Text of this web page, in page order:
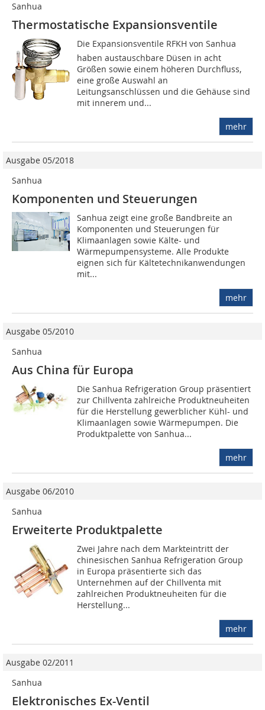
Sanhua
Thermostatische Expansionsventile
Die Expansionsventile RFKH von Sanhua
haben austauschbare Düsen in acht
Größen sowie einem höheren Durchfluss,
eine große Auswahl an
Leitungsanschlüssen und die Gehäuse sind
mit innerem und...
mehr
Ausgabe 05/2018
Sanhua
Komponenten und Steuerungen
Sanhua zeigt eine große Bandbreite an
Komponenten und Steuerungen für
Klimaanlagen sowie Kälte- und
Wärmepumpensysteme. Alle Produkte
eignen sich für Kältetechnikanwendungen
mit...
mehr
Ausgabe 05/2010
Sanhua
Aus China für Europa
Die Sanhua Refrigeration Group präsentiert
zur Chillventa zahlreiche Produktneuheiten
für die Herstellung gewerblicher Kühl- und
Klimaanlagen sowie Wärmepumpen. Die
Produktpalette von Sanhua...
mehr
Ausgabe 06/2010
Sanhua
Erweiterte Produktpalette
Zwei Jahre nach dem Markteintritt der
chinesischen Sanhua Refrigeration Group
in Europa präsentierte sich das
Unternehmen auf der Chillventa mit
zahlreichen Produktneuheiten für die
Herstellung...
mehr
Ausgabe 02/2011
Sanhua
Elektronisches Ex-Ventil